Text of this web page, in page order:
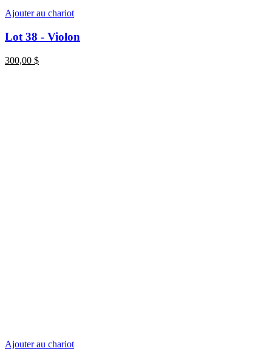
Ajouter au chariot
Lot 38 - Violon
300,00 $
Ajouter au chariot